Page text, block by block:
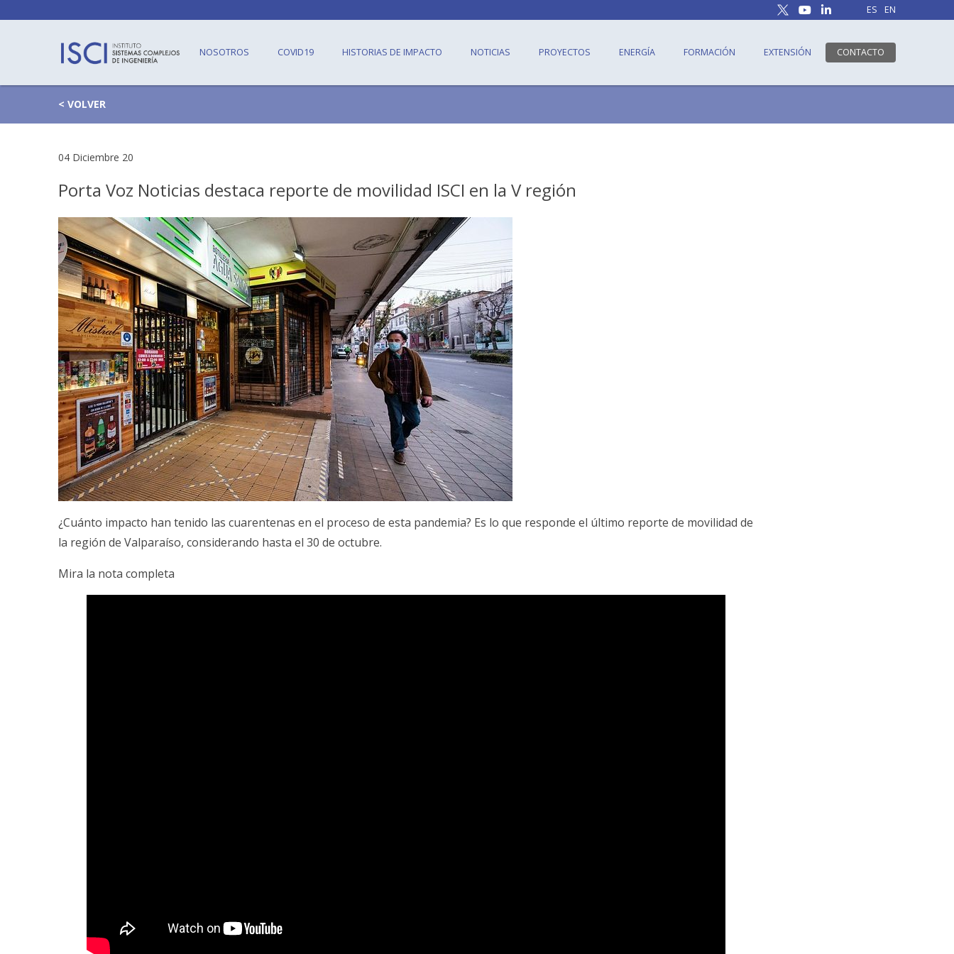
ES EN
NOSOTROS COVID19 HISTORIAS DE IMPACTO NOTICIAS PROYECTOS ENERGÍA FORMACIÓN EXTENSIÓN CONTACTO
< VOLVER
04 Diciembre 20
Porta Voz Noticias destaca reporte de movilidad ISCI en la V región
¿Cuánto impacto han tenido las cuarentenas en el proceso de esta pandemia? Es lo que responde el último reporte de movilidad de
la región de Valparaíso, considerando hasta el 30 de octubre.
Mira la nota completa